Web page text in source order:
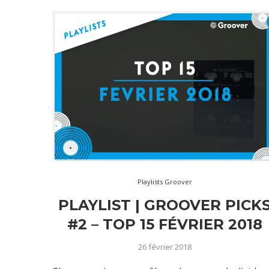
Playlists Groover
PLAYLIST | GROOVER
#2 – TOP 15 FÉVRIER 2018
26 février 2018